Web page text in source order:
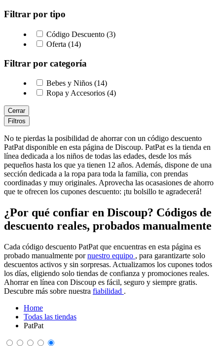
Filtrar por tipo
Código Descuento (3)
Oferta (14)
Filtrar por categoría
Bebes y Niños (14)
Ropa y Accesorios (4)
Cerrar
Filtros
No te pierdas la posibilidad de ahorrar con un código descuento
PatPat disponible en esta página de Discoup. PatPat es la tienda en
línea dedicada a los niños de todas las edades, desde los más
pequeños hasta los que ya tienen 12 años. Además, dispone de una
sección dedicada a la ropa para toda la familia, con prendas
coordinadas y muy originales. Aprovecha las ocasasiones de ahorro
que te ofrecen los cupones descuento: ¡tu bolsillo te agradecerá!
¿Por qué confiar en Discoup? Códigos de
descuento reales, probados manualmente
Cada código descuento PatPat que encuentras en esta página es
probado manualmente pornuestro equipo , para garantizarte solo
descuentos activos y sin sorpresas. Actualizamos los cupones todos
los días, eligiendo solo tiendas de confianza y promociones reales.
Ahorrar en línea con Discoup es fácil, seguro y siempre gratis.
Descubre más sobre nuestra fiabilidad .
Home
Todas las tiendas
PatPat